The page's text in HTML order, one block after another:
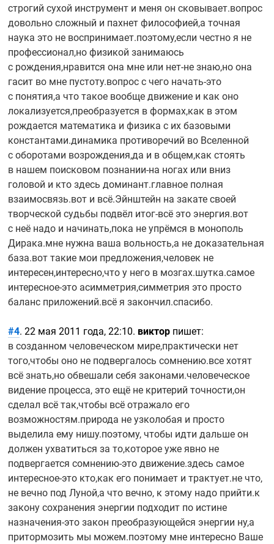
строгий сухой инструмент и меня он сковывает.вопрос
довольно сложный и пахнет философией,а точная
наука это не воспринимает.поэтому,если честно я не
профессионал,но физикой занимаюсь
с рождения,нравится она мне или нет-не знаю,но она
гасит во мне пустоту.вопрос с чего начать-это
с понятия,а что такое вообще движение и как оно
локализуется,преобразуется в формах,как в этом
рождается математика и физика с их базовыми
константами.динамика противоречий во Вселенной
с оборотами возрождения,да и в общем,как стоять
в нашем поисковом познании-на ногах или вниз
головой и кто здесь доминант.главное полная
взаимосвязь.вот и всё.Эйнштейн на закате своей
творческой судьбы подвёл итог-всё это энергия.вот
с неё надо и начинать,пока не упрёмся в монополь
Дирака.мне нужна ваша вольность,а не доказательная
база.вот такие мои предложения,человек не
интересен,интересно,что у него в мозгах.шутка.самое
интересное-это асимметрия,симметрия это просто
баланс приложений.всё я закончил.спасибо.
#4. 22 мая 2011 года, 22:10. виктор пишет:
в созданном человеческом мире,практически нет
того,чтобы оно не подвергалось сомнению.все хотят
всё знать,но обвешали себя законами.человеческое
видение процесса, это ещё не критерий точности,он
сделал всё так,чтобы всё отражало его
возможностям.природа не узколобая и просто
выделила ему нишу.поэтому, чтобы идти дальше он
должен ухватиться за то,которое уже явно не
подвергаетсясомнению-это движение.здесь самое
интересное-это кто,как его понимает и трактует.не что,
не вечно под Луной,а что вечно, к этому надо прийти.к
закону сохранения энергии подходит по истине
назначения-это закон преобразующейся энергии ну,а
притормозить мы можем.поэтому мне интересно Ваше